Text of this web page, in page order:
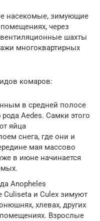
насекомые, зимующие
через
шахты
многоквартирных
комаров:
в средней полосе
Aedes. Самки этого
яйца
снега, где они и
мая массово
в июне начинается
Anopheles
Culiseta и Culex зимуют
хлевах, других
Взрослые